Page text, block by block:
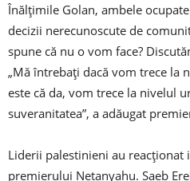
Înălţimile Golan, ambele
decizii nerecunoscute de
spune că nu o vom face?
„Mă întrebaţi dacă vom trece la
este că da, vom trece la nivelul
suveranitatea”, a adăugat
Liderii palestinieni au reacţionat
premierului Netanyahu. Saeb